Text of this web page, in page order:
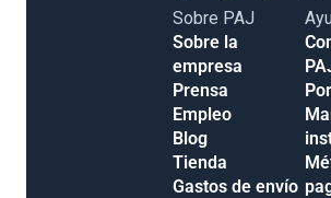
Sobre PAJ
Sobre la
empresa
Prensa
Empleo
Blog
Tienda
Gastos de envío